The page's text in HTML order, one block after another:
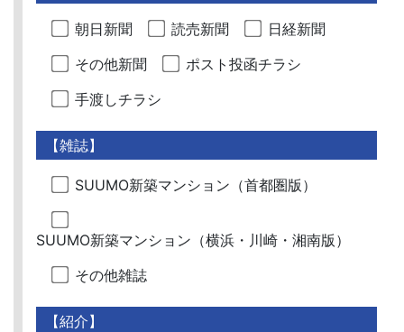
朝日新聞 読売新聞
日経新聞
その他新聞
ポスト投函チラシ
手渡しチラシ
【雑誌】
SUUMO新築マンション（首都圏版）
SUUMO新築マンション（横浜・川崎・湘南版）
その他雑誌
【紹介】